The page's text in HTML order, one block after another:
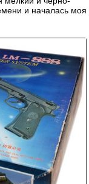
и началась моя